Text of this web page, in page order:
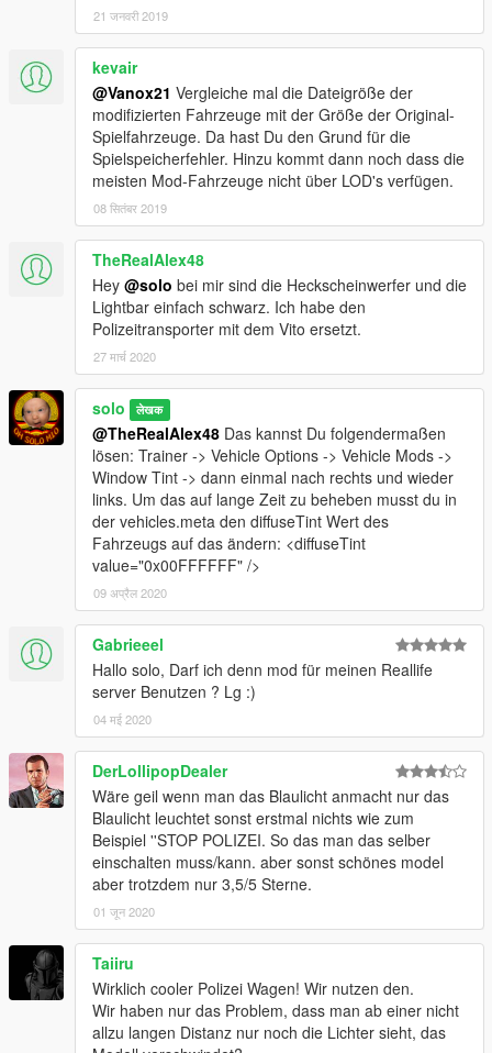
21 जनवरी 2019
kevair
@Vanox21 Vergleiche mal die Dateigröße der
modifizierten Fahrzeuge mit der Größe der Original-
Spielfahrzeuge. Da hast Du den Grund für die
Spielspeicherfehler. Hinzu kommt dann noch dass die
meisten Mod-Fahrzeuge nicht über LOD's verfügen.
08 सितंबर 2019
TheRealAlex48
Hey @solo bei mir sind die Heckscheinwerfer und die
Lightbar einfach schwarz. Ich habe den
Polizeitransporter mit dem Vito ersetzt.
27 मार्च 2020
solo लेखक
@TheRealAlex48 Das kannst Du folgendermaßen
lösen: Trainer -> Vehicle Options -> Vehicle Mods ->
Window Tint -> dann einmal nach rechts und wieder
links. Um das auf lange Zeit zu beheben musst du in
der vehicles.meta den diffuseTint Wert des
Fahrzeugs auf das ändern: <diffuseTint
value="0x00FFFFFF" />
09 अप्रैल 2020
Gabrieeel
Hallo solo, Darf ich denn mod für meinen Reallife
server Benutzen ? Lg :)
04 मई 2020
DerLollipopDealer
Wäre geil wenn man das Blaulicht anmacht nur das
Blaulicht leuchtet sonst erstmal nichts wie zum
Beispiel ''STOP POLIZEI. So das man das selber
einschalten muss/kann. aber sonst schönes model
aber trotzdem nur 3,5/5 Sterne.
01 जून 2020
Taiiru
Wirklich cooler Polizei Wagen! Wir nutzen den.
Wir haben nur das Problem, dass man ab einer nicht
allzu langen Distanz nur noch die Lichter sieht, das